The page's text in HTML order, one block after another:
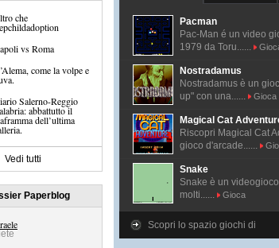
che
vs Roma
come la volpe e
Salerno-Reggio
abbattutto il
dell’ultima
Vedi tutti
Paperblog
Pacman
Pac-Man é un video
1979 da Toru......
Nostradamus
Nostradamus è un
up" con una......
Gioca
Magical Cat
Riscopri Magical Cat
gioco d'arcade......
Snake
Snake è un
molti......
Gioca
Scopri lo spazio giochi di